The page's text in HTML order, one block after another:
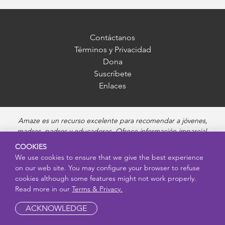
Contáctanos
Términos y Privacidad
Dona
Suscríbete
Enlaces
Amaze es un recurso excelente para recomendar a jóvenes,
madres, padres y educadores. Ofrece información imparcial,
precisa y adecuada para cada edad, y responde preguntas sobre
la pubertad, salud sexual, relaciones saludables, embarazo y
reproducción, seguridad en línea y enfermedades de transmisión
sexual. Amaze ofrece videos educativos atractivos y recursos más
profundos sobre cada uno de estos temas.
COOKIES
We use cookies to ensure that we give the best experience
on our web site. You may configure your browser to refuse
cookies although some features might not work properly.
Read more in our Terms & Privacy.
ACKNOWLEDGE